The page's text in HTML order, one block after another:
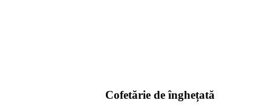
Cofetărie de înghețată